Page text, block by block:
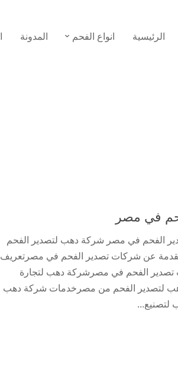
الرئيسية انواع الفحم المدونة
في مصر
الفحم في مصر شركة دهب لتصدير الفحم
عن شركات تصدير الفحم في مصرتعريف
تصدير الفحم في مصرشركة دهب لتجارة
لتصدير الفحم من مصرخدمات شركة دهب
لتصنيع...